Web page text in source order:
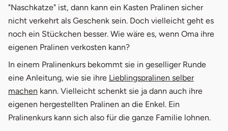
"Naschkatze" ist, dann kann ein Kasten Pralinen sicher
nicht verkehrt als Geschenk sein. Doch vielleicht geht es
noch ein Stückchen besser. Wie wäre es, wenn Oma ihre
eigenen Pralinen verkosten kann?
In einem Pralinenkurs bekommt sie in geselliger Runde
eine Anleitung, wie sie ihre Lieblingspralinen selber
machen kann. Vielleicht schenkt sie ja dann auch ihre
eigenen hergestellten Pralinen an die Enkel. Ein
Pralinenkurs kann sich also für die ganze Familie lohnen.